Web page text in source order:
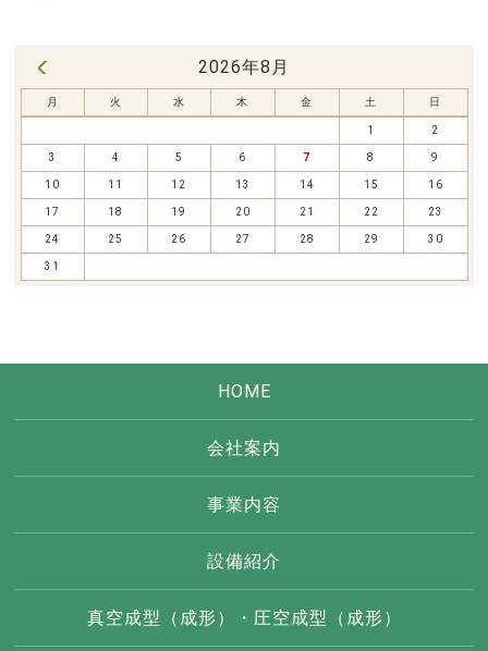
2026年8月
月 火 水 木 金 土 日
1 2
3 4 5 6 7 8 9
10 11 12 13 14 15 16
17 18 19 20 21 22 23
24 25 26 27 28 29 30
31
HOME
会社案内
事業内容
設備紹介
真空成型（成形）・圧空成型（成形）